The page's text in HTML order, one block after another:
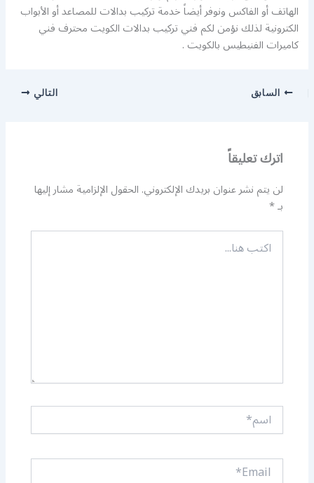
الهاتف أو الفاكس ونوفر أيضاً خدمة تركيب بدالات للمصاعد أو الأبواب
الكترونية لذلك نؤمن لكم فني تركيب بدالات الكويت محترف فني
كاميرات الفنيطيس بالكويت .
السابق التالي
اترك تعليقاً
لن يتم نشر عنوان بريدك الإلكتروني.الحقول الإلزامية مشار إليها
بـ*
اكتب
هنا...
اسم*
Email*